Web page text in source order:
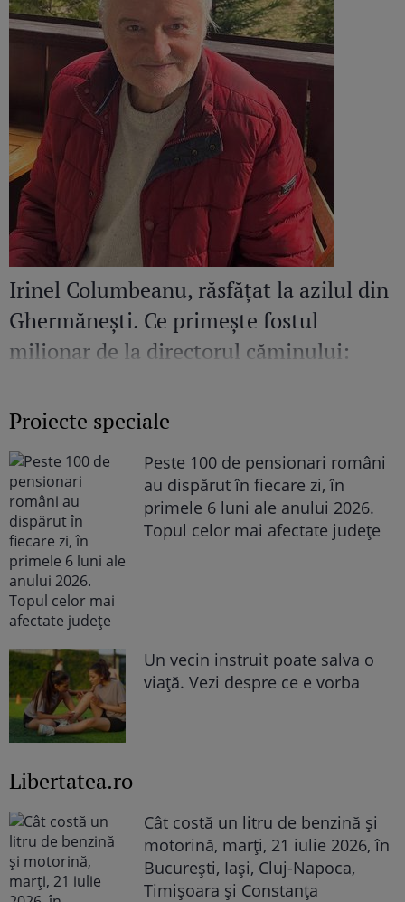
Irinel Columbeanu, răsfățat la azilul din
Ghermănești. Ce primește fostul
milionar de la directorul căminului:
Proiecte speciale
Peste 100 de pensionari români
au dispărut în fiecare zi, în
primele 6 luni ale anului 2026.
Topul celor mai afectate județe
Un vecin instruit poate salva o
viață. Vezi despre ce e vorba
Libertatea.ro
Cât costă un litru de benzină și
motorină, marți, 21 iulie 2026, în
București, Iași, Cluj-Napoca,
Timișoara și Constanța